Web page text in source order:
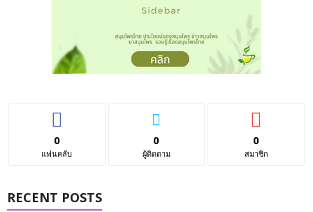
0
แฟนคลับ
0
ผู้ติดตาม
0
สมาชิก
RECENT POSTS